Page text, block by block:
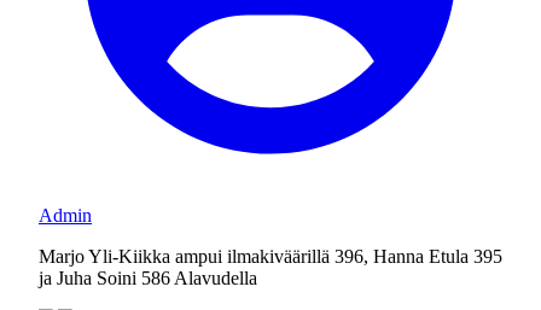
Admin
Marjo Yli-Kiikka ampui ilmakiväärillä 396, Hanna Etula 395
ja Juha Soini 586 Alavudella